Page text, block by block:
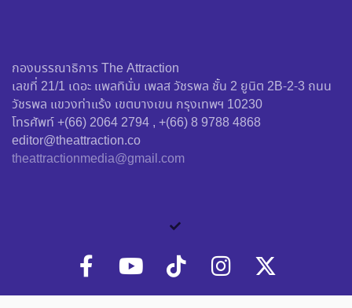
กองบรรณาธิการ The Attraction
เลขที่ 21/1 เดอะ แพลทินั่ม เพลส วัชรพล ชั้น 2 ยูนิต 2B-2-3 ถนน
วัชรพล แขวงท่าแร้ง เขตบางเขน กรุงเทพฯ 10230
โทรศัพท์ +(66) 2064 2794 , +(66) 8 9788 4868
editor@theattraction.co
theattractionmedia@gmail.com